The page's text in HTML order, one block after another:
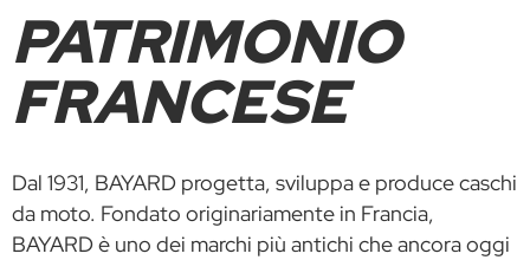
PATRIMONIO
FRANCESE
Dal 1931, BAYARD progetta, sviluppa e produce caschi
da moto. Fondato originariamente in Francia,
BAYARD è uno dei marchi più antichi che ancora oggi